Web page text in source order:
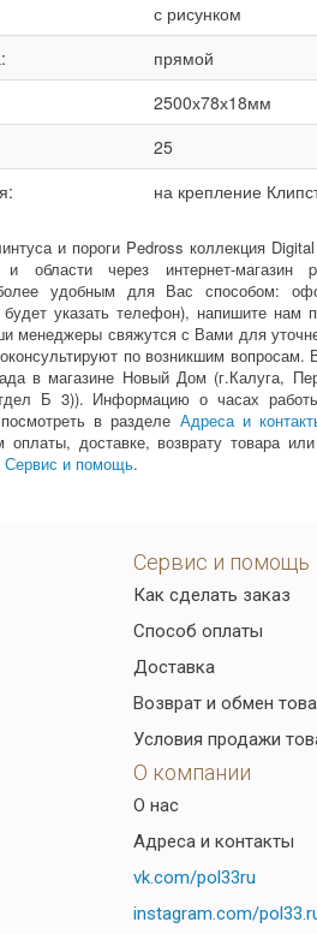
с рисунком
прямой
2500х78х18мм
25
на крепление
и пороги Pedross коллекция
области через интернет-магазин
удобным для Вас способом:
будет указать телефон), напишите нам
менеджеры свяжутся с Вами для
по возникшим
в магазине Новый Дом (г.Калуга,
Б 3)). Информацию о часах
в разделе Адреса и
оплаты, доставке, возврату товара
Сервис и помощь.
Сервис и помощь
Как сделать заказ
Способ оплаты
Доставка
Возврат и обмен
Условия продажи
О компании
О нас
Адреса и контакты
vk.com/pol33ru
instagram.com/